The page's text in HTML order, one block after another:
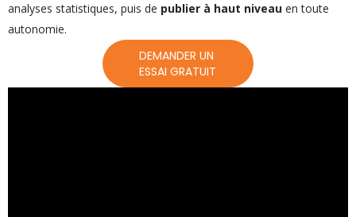
analyses statistiques, puis de publier à haut niveau en toute
autonomie.
DEMANDER UN
ESSAI GRATUIT